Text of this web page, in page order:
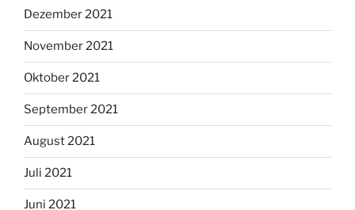
Dezember 2021
November 2021
Oktober 2021
September 2021
August 2021
Juli 2021
Juni 2021